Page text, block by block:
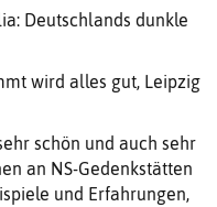
Deutschlands dunkle
wird alles gut, Leipzig
schön und auch sehr
an NS-Gedenkstätten
und Erfahrungen,